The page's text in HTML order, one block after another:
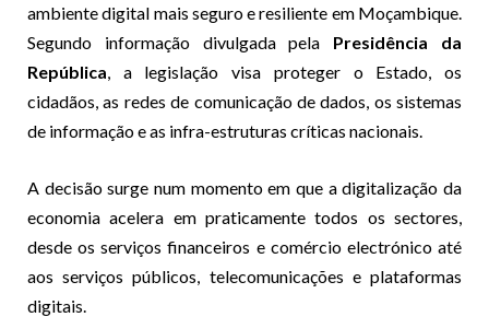
ambiente digital mais seguro e resiliente em Moçambique.
Segundo informação divulgada pela Presidência da
República , a legislação visa proteger o Estado, os
cidadãos, as redes de comunicação de dados, os sistemas
de informação e as infra-estruturas críticas nacionais.
A decisão surge num momento em que a digitalização da
economia acelera em praticamente todos os sectores,
desde os serviços financeiros e comércio electrónico até
aos serviços públicos, telecomunicações e plataformas
digitais.